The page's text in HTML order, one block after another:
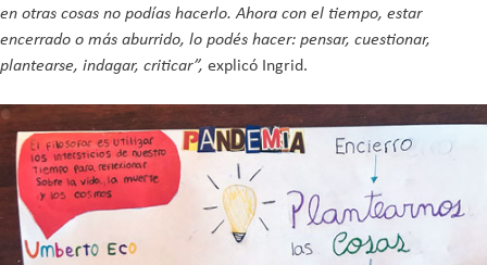
en otras cosas no podías hacerlo. Ahora con el tiempo, estar
encerrado o más aburrido, lo podés hacer: pensar, cuestionar,
plantearse, indagar, criticar”, explicó Ingrid.